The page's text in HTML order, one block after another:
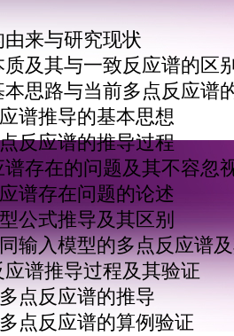
来与研究现状
及其与一致反应谱的区
思路与当前多点反应谱
推导的基本思想
应谱的推导过程
存在的问题及其不容忽
存在问题的论述
式推导及其区别
入模型的多点反应谱及
谱推导过程及其验证
反应谱的推导
反应谱的算例验证